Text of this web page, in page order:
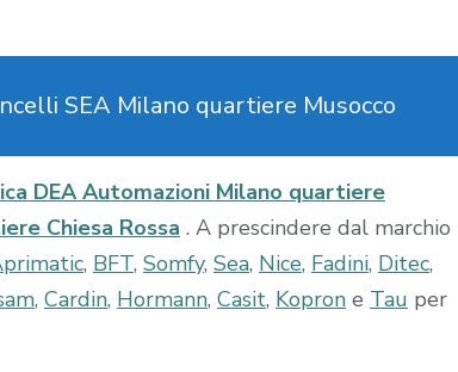
SEA Milano quartiere Musocco
DEA Automazioni Milano quartiere
Chiesa Rossa . A prescindere dal marchio
, BFT, Somfy, Sea, Nice, Fadini, Ditec,
, Cardin, Hormann, Casit, Kopron e Tau per